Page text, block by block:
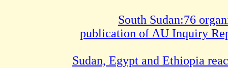
South Sudan:76
publication of AU Inquiry
Sudan, Egypt and Ethiopia